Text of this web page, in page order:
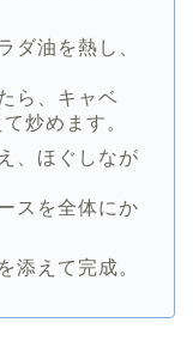
ダ油を熱し、
ら、キャベ
炒めます。
、ほぐしなが
スを全体にか
添えて完成。